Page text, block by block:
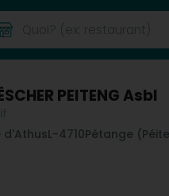
PEITENG Asbl
d'AthusL-4710Pétange